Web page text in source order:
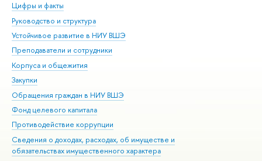
Цифры и факты
Руководство и структура
Устойчивое развитие в НИУ ВШЭ
Преподаватели и сотрудники
Корпуса и общежития
Закупки
Обращения граждан в НИУ ВШЭ
Фонд целевого капитала
Противодействие коррупции
Сведения о доходах, расходах, об имуществе и
обязательствах имущественного характера